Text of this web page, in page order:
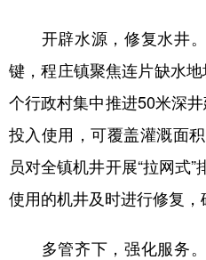
山东 河南
广东 广西
四川 贵州
陕西 甘肃
新疆 内蒙古
开辟水源，修复水井。
键，程庄镇聚焦连片缺水
个行政村集中推进50米深
投入使用，可覆盖灌溉面
员对全镇机井开展“拉网式
使用的机井及时进行修复，
多管齐下，强化服务。